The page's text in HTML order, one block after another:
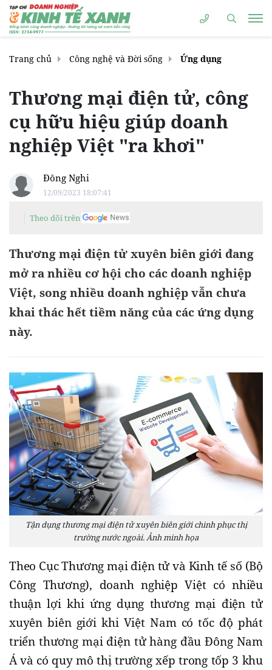
Trang chủ Công nghệ và Đời sống Ứng dụng
Thương mại điện tử, công
cụ hữu hiệu giúp doanh
nghiệp Việt "ra khơi"
Đông Nghi
12/09/2023 18:07:41
Theo dõi trên
Thương mại điện tử xuyên biên giới đang
mở ra nhiều cơ hội cho các doanh nghiệp
Việt, song nhiều doanh nghiệp vẫn chưa
khai thác hết tiềm năng của các ứng dụng
này.
Tận dụng thương mại điện tử xuyên biên giới chinh phục thị
trường nước ngoài. Ảnh minh họa
Theo Cục Thương mại điện tử và Kinh tế số (Bộ
Công Thương), doanh nghiệp Việt có nhiều
thuận lợi khi ứng dụng thương mại điện tử
xuyên biên giới khi Việt Nam có tốc độ phát
triển thương mại điện tử hàng đầu Đông Nam
Á và có quy mô thị trường xếp trong tốp 3 khu